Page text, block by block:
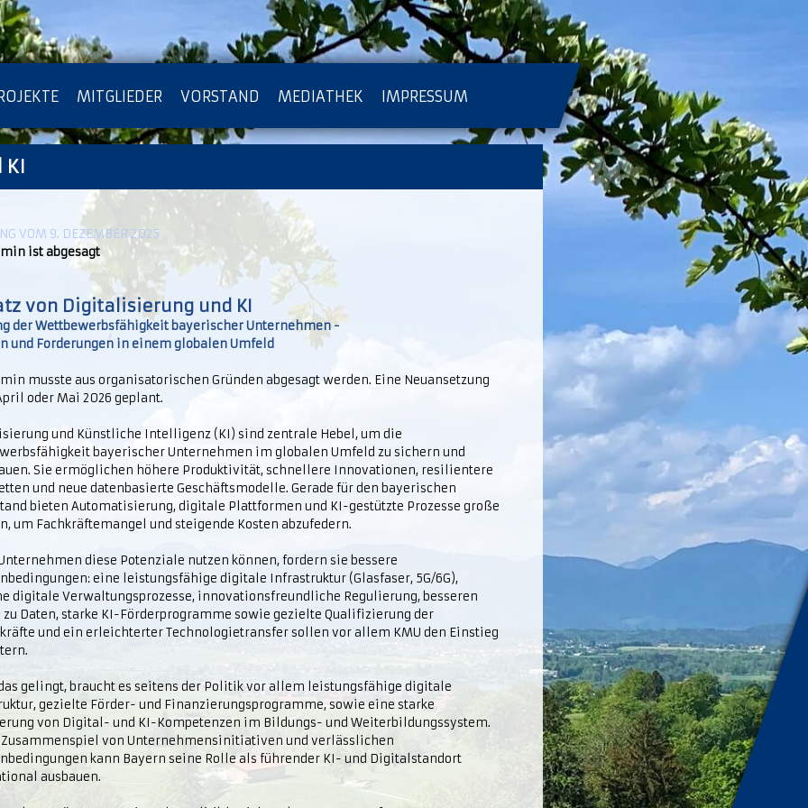
MITGLIEDER VORSTAND MEDIATHEK IMPRESSUM
KI
VOM 9. DEZEMBER 2025
ist abgesagt
von Digitalisierung und KI
der Wettbewerbsfähigkeit bayerischer Unternehmen -
und Forderungen in einem globalen Umfeld
musste aus organisatorischen Gründen abgesagt werden. Eine Neuansetzung
oder Mai 2026 geplant.
und Künstliche Intelligenz (KI) sind zentrale Hebel, um die
bayerischer Unternehmen im globalen Umfeld zu sichern und
Sie ermöglichen höhere Produktivität, schnellere Innovationen, resilientere
und neue datenbasierte Geschäftsmodelle. Gerade für den bayerischen
bieten Automatisierung, digitale Plattformen und KI-gestützte Prozesse große
um Fachkräftemangel und steigende Kosten abzufedern.
diese Potenziale nutzen können, fordern sie bessere
eine leistungsfähige digitale Infrastruktur (Glasfaser, 5G/6G),
digitale Verwaltungsprozesse, innovationsfreundliche Regulierung, besseren
zu Daten, starke KI-Förderprogramme sowie gezielte Qualifizierung der
und ein erleichterter Technologietransfer sollen vor allem KMU den Einstieg
gelingt, braucht es seitens der Politik vor allem leistungsfähige digitale
gezielte Förder- und Finanzierungsprogramme, sowie eine starke
von Digital- und KI-Kompetenzen im Bildungs- und Weiterbildungssystem.
von Unternehmensinitiativen und verlässlichen
kann Bayern seine Rolle als führender KI- und Digitalstandort
ausbauen.